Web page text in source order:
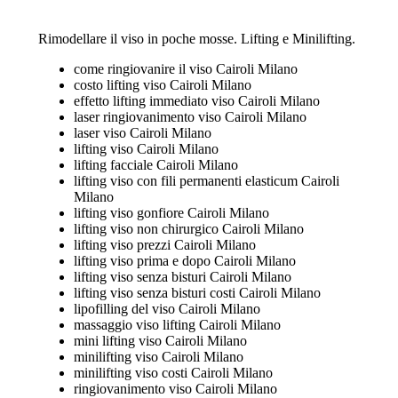
Rimodellare il viso in poche mosse. Lifting e Minilifting.
come ringiovanire il viso Cairoli Milano
costo lifting viso Cairoli Milano
effetto lifting immediato viso Cairoli Milano
laser ringiovanimento viso Cairoli Milano
laser viso Cairoli Milano
lifting viso Cairoli Milano
lifting facciale Cairoli Milano
lifting viso con fili permanenti elasticum Cairoli
Milano
lifting viso gonfiore Cairoli Milano
lifting viso non chirurgico Cairoli Milano
lifting viso prezzi Cairoli Milano
lifting viso prima e dopo Cairoli Milano
lifting viso senza bisturi Cairoli Milano
lifting viso senza bisturi costi Cairoli Milano
lipofilling del viso Cairoli Milano
massaggio viso lifting Cairoli Milano
mini lifting viso Cairoli Milano
minilifting viso Cairoli Milano
minilifting viso costi Cairoli Milano
ringiovanimento viso Cairoli Milano